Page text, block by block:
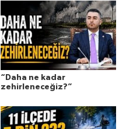
“Daha ne kadar
zehirleneceğiz?”